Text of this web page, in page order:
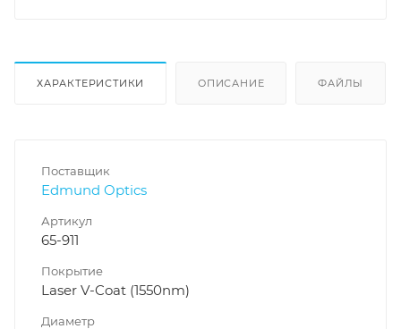
ХАРАКТЕРИСТИКИ ОПИСАНИЕ ФАЙЛЫ
Поставщик
Edmund Optics
Артикул
65-911
Покрытие
Laser V-Coat (1550nm)
Диаметр